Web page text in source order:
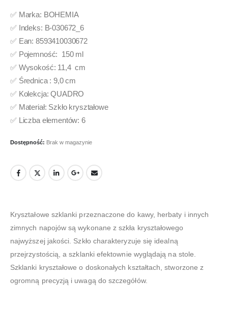
✅ Marka: BOHEMIA
✅ Indeks: B-030672_6
✅ Ean: 8593410030672
✅ Pojemność: 150 ml
✅ Wysokość: 11,4 cm
✅ Średnica : 9,0 cm
✅ Kolekcja: QUADRO
✅ Materiał: Szkło kryształowe
✅ Liczba elementów: 6
Dostępność: Brak w magazynie
Kryształowe szklanki przeznaczone do kawy, herbaty i innych
zimnych napojów są wykonane z szkła kryształowego
najwyższej jakości. Szkło charakteryzuje się idealną
przejrzystością, a szklanki efektownie wyglądają na stole.
Szklanki kryształowe o doskonałych kształtach, stworzone z
ogromną precyzją i uwagą do szczegółów.